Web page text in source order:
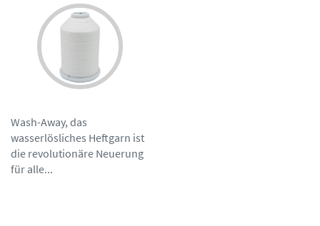
Wash-Away, das
wasserlösliches Heftgarn ist
die revolutionäre Neuerung
für alle...